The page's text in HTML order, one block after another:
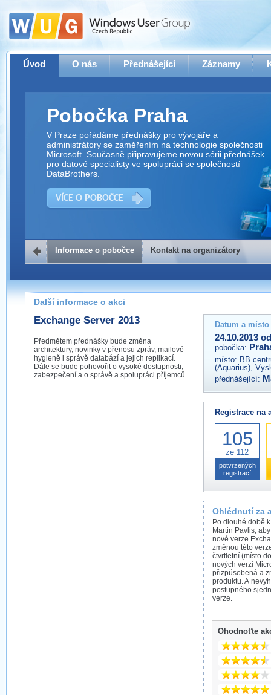
Úvod O nás Přednášející Záznamy
Pobočka Praha
V Praze pořádáme přednášky pro vývojáře a
administrátory se zaměřením na technologie společnosti
Microsoft. Současně připravujeme novou sérii přednášek
pro datové specialisty ve spolupráci se společností
DataBrothers.
VÍCE O POBOČCE
Kontakt na organizátory
Pokud máte jakýkoliv dotaz na organizátory této akce,
prosím neváhejte nás kontaktovat na e-mailu:
praha@wug.cz
Informace o pobočce Kontakt na organizátory
Další informace o akci
Exchange Server 2013
Předmětem přednášky bude změna
architektury, novinky v přenosu zpráv, mailové
hygieně i správě databází a jejich replikací.
Dále se bude pohovořit o vysoké dostupnosti,
zabezpečení a o správě a spolupráci příjemců.
Datum a
24.10.2013
pobočka:
místo: BB
(Aquarius),
přednášející:
Registrace na
105
ze 112
potvrzených
registrací
Ohlédnutí za
Po dlouhé době
Martin Pavlis,
nové verze
změnou této
čtvrtletní (místo
nových verzí
přizpůsobená a
produktu. A
postupného
verze.
Ohodnoťte